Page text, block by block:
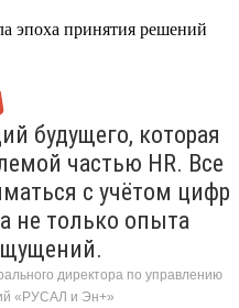
эпоха принятия решений
будущего, которая
частью HR. Все
с учётом цифр
не только опыта
директора по управлению
«РУСАЛ и Эн+»